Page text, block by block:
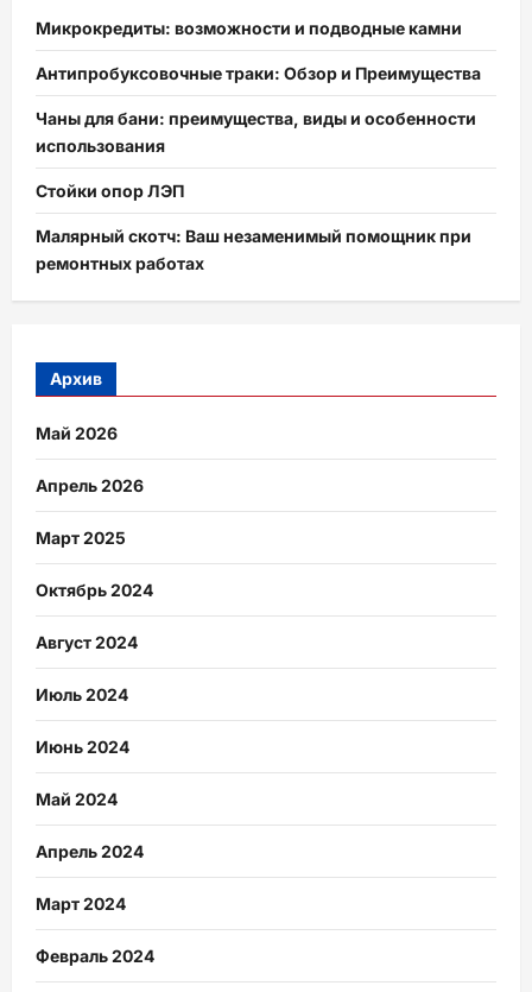
Микрокредиты: возможности и подводные камни
Антипробуксовочные траки: Обзор и Преимущества
Чаны для бани: преимущества, виды и особенности
использования
Стойки опор ЛЭП
Малярный скотч: Ваш незаменимый помощник при
ремонтных работах
Архив
Май 2026
Апрель 2026
Март 2025
Октябрь 2024
Август 2024
Июль 2024
Июнь 2024
Май 2024
Апрель 2024
Март 2024
Февраль 2024